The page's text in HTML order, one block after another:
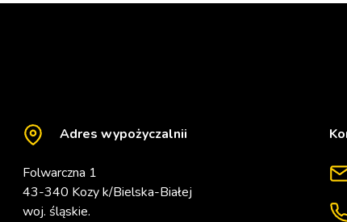
Adres wypożyczalnii
Folwarczna 1
43-340 Kozy k/Bielska-Białej
woj. śląskie.